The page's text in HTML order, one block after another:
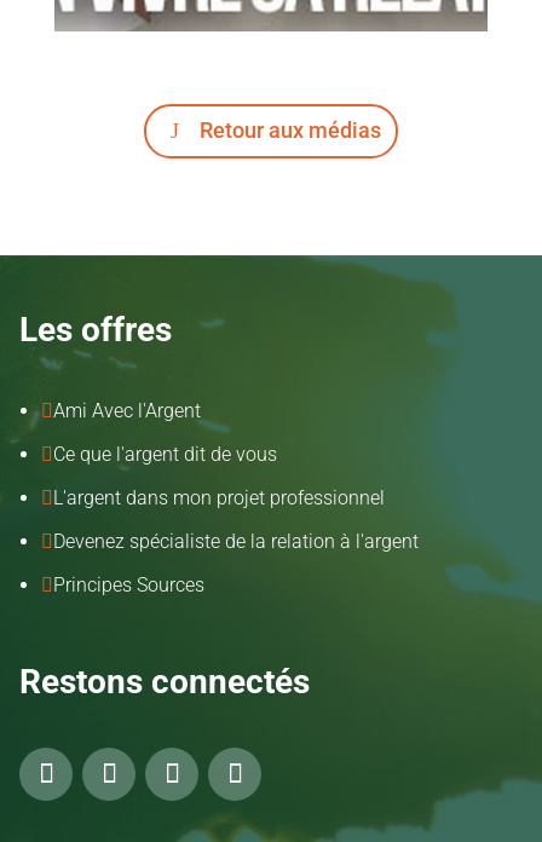
Retour aux médias
Les offres
Ami Avec l'Argent
Ce que l'argent dit de vous
L'argent dans mon projet professionnel
Devenez spécialiste de la relation à l'argent
Principes Sources
Restons connectés